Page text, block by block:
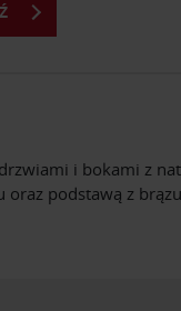
i bokami z
oraz podstawą z